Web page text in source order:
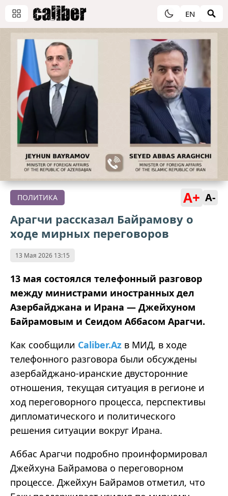
EN
ПОЛИТИКА A+ A-
Арагчи рассказал Байрамову о
ходе мирных переговоров
13 Мая 2026 13:15
13 мая состоялся телефонный разговор
между министрами иностранных дел
Азербайджана и Ирана — Джейхуном
Байрамовым и Сеидом Аббасом Арагчи.
Как сообщили Caliber.Az в МИД, в ходе
телефонного разговора были обсуждены
азербайджано-иранские двусторонние
отношения, текущая ситуация в регионе и
ход переговорного процесса, перспективы
дипломатического и политического
решения ситуации вокруг Ирана.
Аббас Арагчи подробно проинформировал
Джейхуна Байрамова о переговорном
процессе. Джейхун Байрамов отметил, что